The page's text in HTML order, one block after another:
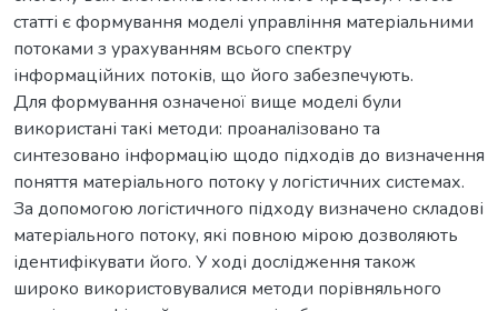
статті є формування моделі управління матеріальними
потоками з урахуванням всього спектру
інформаційних потоків, що його забезпечують.
Для формування означеної вище моделі були
використані такі методи: проаналізовано та
синтезовано інформацію щодо підходів до визначення
поняття матеріального потоку у логістичних системах.
За допомогою логістичного підходу визначено складові
матеріального потоку, які повною мірою дозволяють
ідентифікувати його. У ході дослідження також
широко використовувалися методи порівняльного